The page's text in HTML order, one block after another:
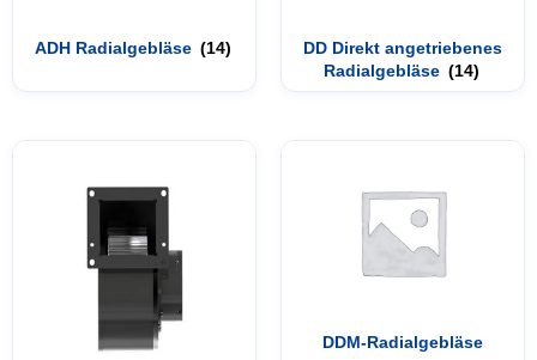
ADH Radialgebläse (14)
DD Direkt angetriebenes
Radialgebläse (14)
DDM-Radialgebläse